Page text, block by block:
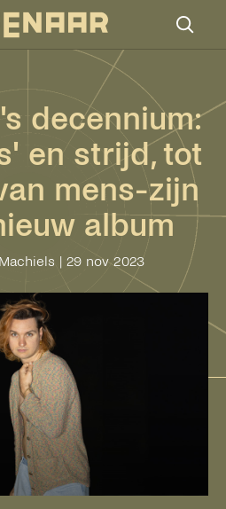
decennium:
en strijd, tot
mens-zijn
album
| 29 nov 2023